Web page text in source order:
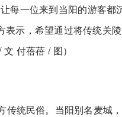
每一位来到当阳的游客
表示，希望通过将传统
付蓓蓓 / 图）
传统民俗。当阳别名麦城